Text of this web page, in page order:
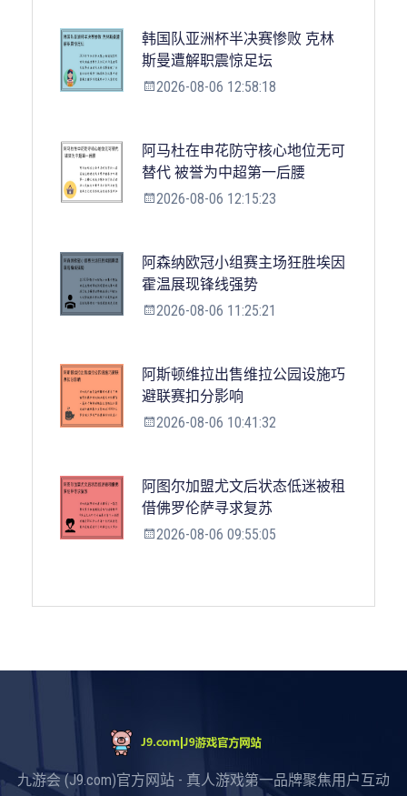
韩国队亚洲杯半决赛惨败 克林
斯曼遭解职震惊足坛
2026-08-06 12:58:18
阿马杜在申花防守核心地位无可
替代 被誉为中超第一后腰
2026-08-06 12:15:23
阿森纳欧冠小组赛主场狂胜埃因
霍温展现锋线强势
2026-08-06 11:25:21
阿斯顿维拉出售维拉公园设施巧
避联赛扣分影响
2026-08-06 10:41:32
阿图尔加盟尤文后状态低迷被租
借佛罗伦萨寻求复苏
2026-08-06 09:55:05
九游会 (J9.com)官方网站 - 真人游戏第一品牌聚焦用户互动